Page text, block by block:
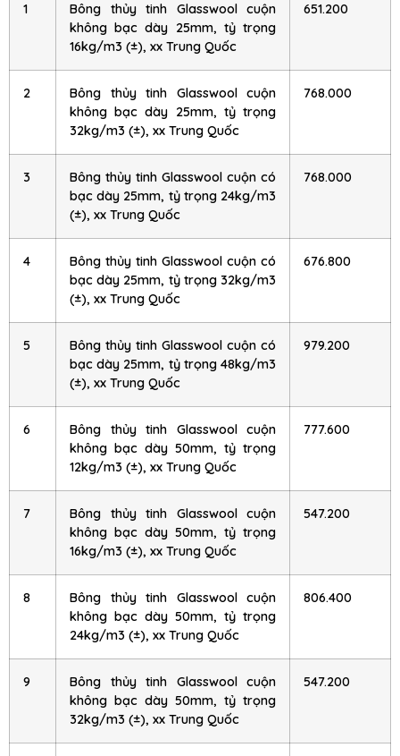
1
Bông thủy tinh Glasswool cuộn
không bạc dày 25mm, tỷ trọng
16kg/m3 (±), xx Trung Quốc
651.200
2
Bông thủy tinh Glasswool cuộn
không bạc dày 25mm, tỷ trọng
32kg/m3 (±), xx Trung Quốc
768.000
3
Bông thủy tinh Glasswool cuộn có
bạc dày 25mm, tỷ trọng 24kg/m3
(±), xx Trung Quốc
768.000
4
Bông thủy tinh Glasswool cuộn có
bạc dày 25mm, tỷ trọng 32kg/m3
(±), xx Trung Quốc
676.800
5
Bông thủy tinh Glasswool cuộn có
bạc dày 25mm, tỷ trọng 48kg/m3
(±), xx Trung Quốc
979.200
6
Bông thủy tinh Glasswool cuộn
không bạc dày 50mm, tỷ trọng
12kg/m3 (±), xx Trung Quốc
777.600
7
Bông thủy tinh Glasswool cuộn
không bạc dày 50mm, tỷ trọng
16kg/m3 (±), xx Trung Quốc
547.200
8
Bông thủy tinh Glasswool cuộn
không bạc dày 50mm, tỷ trọng
24kg/m3 (±), xx Trung Quốc
806.400
9
Bông thủy tinh Glasswool cuộn
không bạc dày 50mm, tỷ trọng
32kg/m3 (±), xx Trung Quốc
547.200